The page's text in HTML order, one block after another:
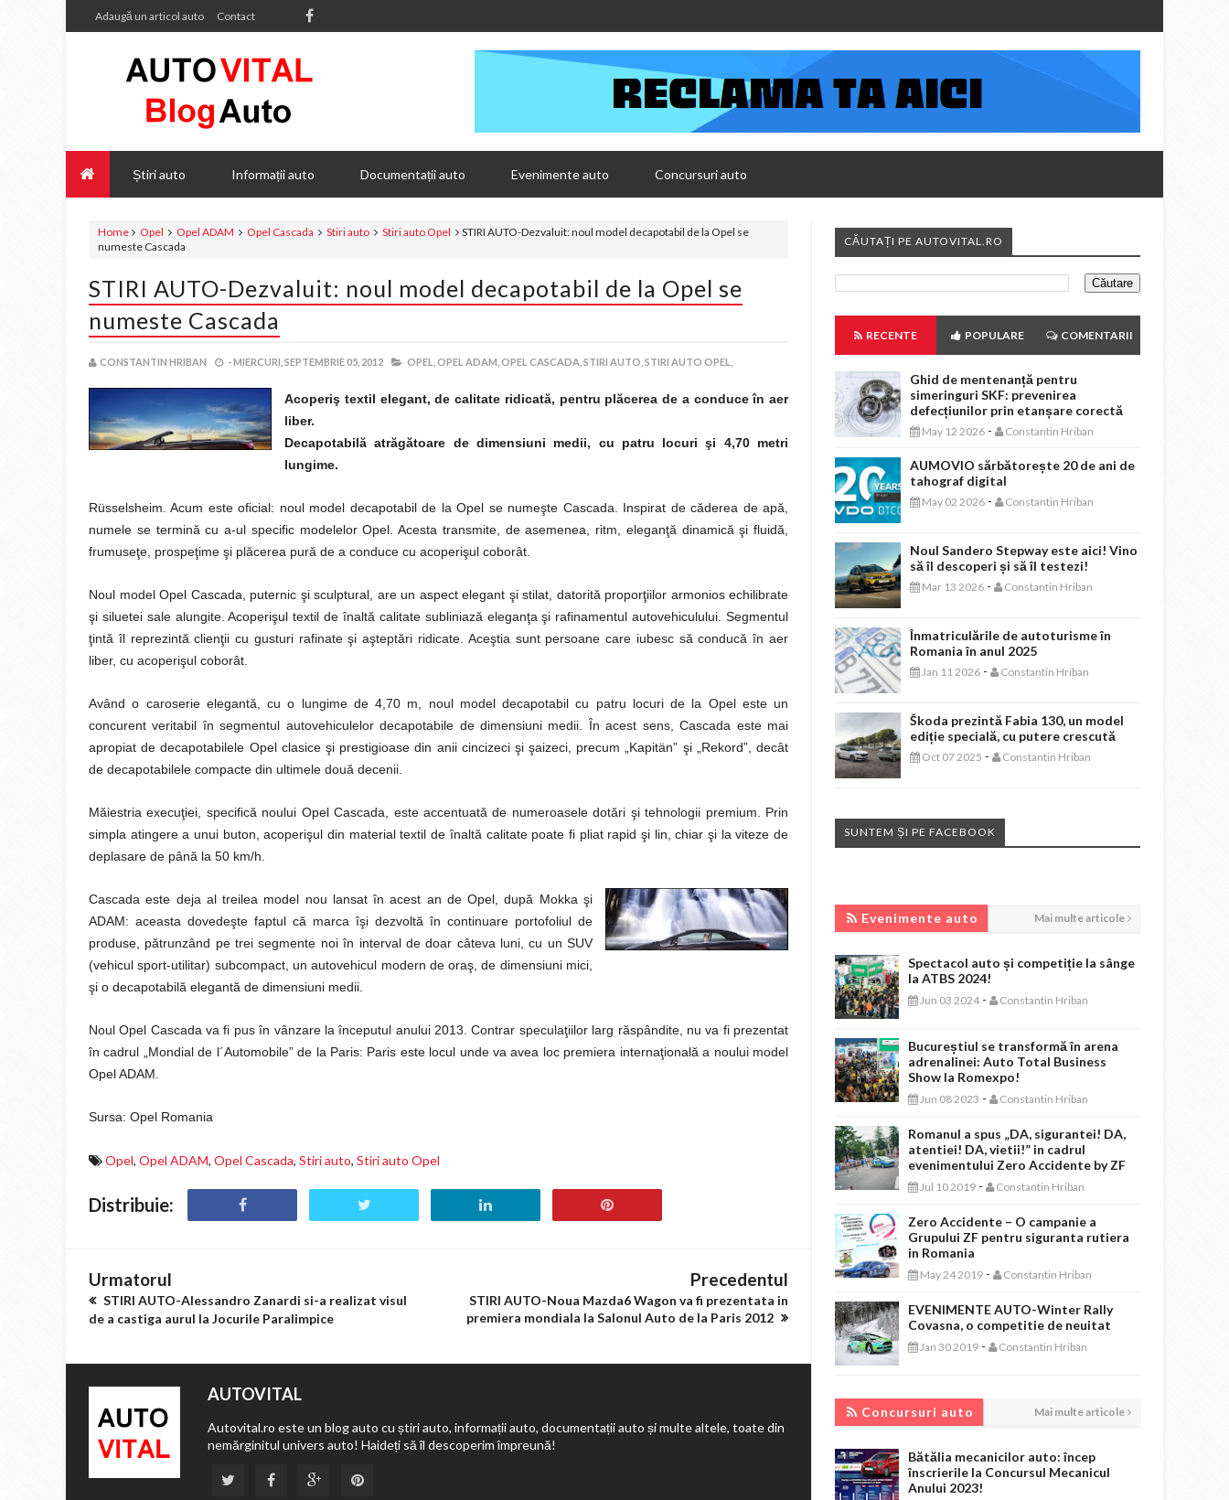
Adaugă un articol auto Contact
Știri auto Informații auto Documentații auto Evenimente auto Concursuri auto
Home Opel Opel ADAM Opel Cascada Stiri auto Stiri auto Opel
STIRI AUTO-Dezvaluit: noul model decapotabil de la Opel se
numeste Cascada
STIRI AUTO-Dezvaluit: noul model decapotabil de la Opel se
numeste Cascada
CONSTANTIN HRIBAN -MIERCURI, SEPTEMBRIE 05, 2012 OPEL, OPEL ADAM, OPEL CASCADA, STIRI AUTO, STIRI AUTO OPEL,
Acoperiş textil elegant, de calitate ridicată, pentru plăcerea de a conduce în aer
liber.
Decapotabilă atrăgătoare de dimensiuni medii, cu patru locuri şi 4,70 metri
lungime.
Rüsselsheim. Acum este oficial: noul model decapotabil de la Opel se numeşte Cascada. Inspirat de căderea de apă,
numele se termină cu a-ul specific modelelor Opel. Acesta transmite, de asemenea, ritm, eleganţă dinamică şi fluidă,
frumuseţe, prospeţime şi plăcerea pură de a conduce cu acoperişul coborât.
Noul model Opel Cascada, puternic şi sculptural, are un aspect elegant şi stilat, datorită proporţiilor armonios echilibrate
şi siluetei sale alungite. Acoperişul textil de înaltă calitate subliniază eleganţa şi rafinamentul autovehiculului. Segmentul
ţintă îl reprezintă clienţii cu gusturi rafinate şi aşteptări ridicate. Aceştia sunt persoane care iubesc să conducă în aer
liber, cu acoperişul coborât.
Având o caroserie elegantă, cu o lungime de 4,70 m, noul model decapotabil cu patru locuri de la Opel este un
concurent veritabil în segmentul autovehiculelor decapotabile de dimensiuni medii. În acest sens, Cascada este mai
apropiat de decapotabilele Opel clasice şi prestigioase din anii cincizeci şi şaizeci, precum „Kapitän” şi „Rekord”, decât
de decapotabilele compacte din ultimele două decenii.
Măiestria execuţiei, specifică noului Opel Cascada, este accentuată de numeroasele dotări şi tehnologii premium. Prin
simpla atingere a unui buton, acoperişul din material textil de înaltă calitate poate fi pliat rapid şi lin, chiar şi la viteze de
deplasare de până la 50 km/h.
Cascada este deja al treilea model nou lansat în acest an de Opel, după Mokka şi
ADAM: aceasta dovedeşte faptul că marca îşi dezvoltă în continuare portofoliul de
produse, pătrunzând pe trei segmente noi în interval de doar câteva luni, cu un SUV
(vehicul sport-utilitar) subcompact, un autovehicul modern de oraş, de dimensiuni mici,
şi o decapotabilă elegantă de dimensiuni medii.
Noul Opel Cascada va fi pus în vânzare la începutul anului 2013. Contrar speculaţiilor larg răspândite, nu va fi prezentat
în cadrul „Mondial de l´Automobile” de la Paris: Paris este locul unde va avea loc premiera internaţională a noului model
Opel ADAM.
Sursa: Opel Romania
Opel, Opel ADAM, Opel Cascada, Stiri auto, Stiri auto Opel
Distribuie:
Urmatorul
STIRI AUTO-Alessandro Zanardi si-a realizat visul
de a castiga aurul la Jocurile Paralimpice
Precedentul
STIRI AUTO-Noua Mazda6 Wagon va fi prezentata in
premiera mondiala la Salonul Auto de la Paris 2012
AUTOVITAL
Autovital.ro este un blog auto cu știri auto, informații auto, documentații auto și multe altele, toate din
nemărginitul univers auto! Haideți să îl descoperim împreună!
CĂUTAȚI PE AUTOVITAL.RO
RECENTE POPULARE COMENTARII
Ghid de mentenanță pentru
simeringuri SKF: prevenirea
defecțiunilor prin etanșare corectă
May 12 2026 - Constantin Hriban
AUMOVIO sărbătorește 20 de ani de
tahograf digital
May 02 2026 - Constantin Hriban
Noul Sandero Stepway este aici! Vino
să îl descoperi și să îl testezi!
Mar 13 2026 - Constantin Hriban
Înmatriculările de autoturisme în
Romania în anul 2025
Jan 11 2026 - Constantin Hriban
Škoda prezintă Fabia 130, un model
ediție specială, cu putere crescută
Oct 07 2025 - Constantin Hriban
SUNTEM ȘI PE FACEBOOK
Evenimente auto Mai multe articole
Spectacol auto și competiție la sânge
la ATBS 2024!
Jun 03 2024 - Constantin Hriban
Bucureștiul se transformă în arena
adrenalinei: Auto Total Business
Show la Romexpo!
Jun 08 2023 - Constantin Hriban
Romanul a spus „DA, sigurantei! DA,
atentiei! DA, vietii!” in cadrul
evenimentului Zero Accidente by ZF
Jul 10 2019 - Constantin Hriban
Zero Accidente – O campanie a
Grupului ZF pentru siguranta rutiera
in Romania
May 24 2019 - Constantin Hriban
EVENIMENTE AUTO-Winter Rally
Covasna, o competitie de neuitat
Jan 30 2019 - Constantin Hriban
Concursuri auto Mai multe articole
Bătălia mecanicilor auto: încep
înscrierile la Concursul Mecanicul
Anului 2023!